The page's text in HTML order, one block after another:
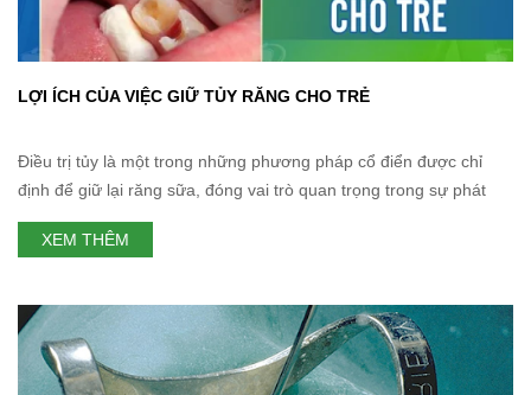
LỢI ÍCH CỦA VIỆC GIỮ TỦY RĂNG CHO TRẺ
Điều trị tủy là một trong những phương pháp cổ điển được chỉ
định để giữ lại răng sữa, đóng vai trò quan trọng trong sự phát
triển của trẻ, trong đó đặc biệt là sự phát triển của hàm răng vĩnh
viễn sau này. Hiện nay điều trị bảo tồn tủy răng ra đời
XEM THÊM